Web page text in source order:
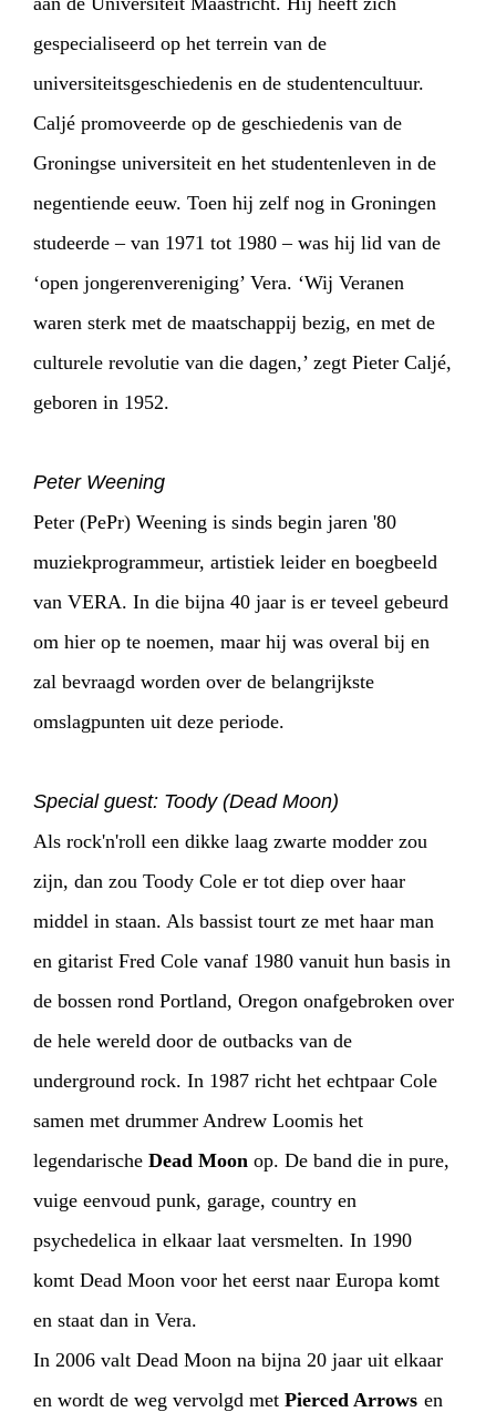
gespecialiseerd op het terrein van de
universiteitsgeschiedenis en de studentencultuur.
Caljé promoveerde op de geschiedenis van de
Groningse universiteit en het studentenleven in de
negentiende eeuw. Toen hij zelf nog in Groningen
studeerde – van 1971 tot 1980 – was hij lid van de
‘open jongerenvereniging’ Vera. ‘Wij Veranen
waren sterk met de maatschappij bezig, en met de
culturele revolutie van die dagen,’ zegt Pieter Caljé,
geboren in 1952.
Peter Weening
Peter (PePr) Weening is sinds begin jaren '80
muziekprogrammeur, artistiek leider en boegbeeld
van VERA. In die bijna 40 jaar is er teveel gebeurd
om hier op te noemen, maar hij was overal bij en
zal bevraagd worden over de belangrijkste
omslagpunten uit deze periode.
Special guest: Toody (Dead Moon)
Als rock'n'roll een dikke laag zwarte modder zou
zijn, dan zou Toody Cole er tot diep over haar
middel in staan. Als bassist tourt ze met haar man
en gitarist Fred Cole vanaf 1980 vanuit hun basis in
de bossen rond Portland, Oregon onafgebroken over
de hele wereld door de outbacks van de
underground rock. In 1987 richt het echtpaar Cole
samen met drummer Andrew Loomis het
legendarische Dead Moon op. De band die in pure,
vuige eenvoud punk, garage, country en
psychedelica in elkaar laat versmelten. In 1990
komt Dead Moon voor het eerst naar Europa komt
en staat dan in Vera.
In 2006 valt Dead Moon na bijna 20 jaar uit elkaar
en wordt de weg vervolgd met Pierced Arrows en